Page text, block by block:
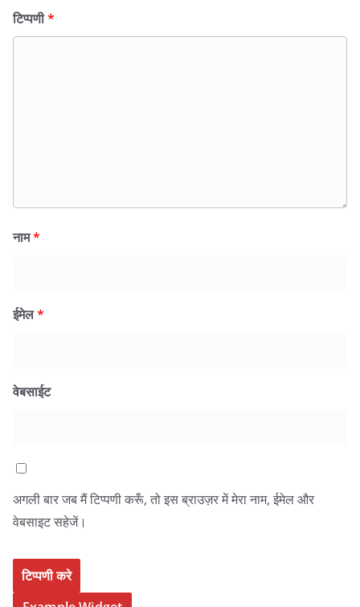
टिप्पणी*
नाम*
ईमेल*
वेबसाईट
अगली बार जब मैं टिप्पणी करूँ, तो इस ब्राउज़र में मेरा नाम, ईमेल और
वेबसाइट सहेजें।